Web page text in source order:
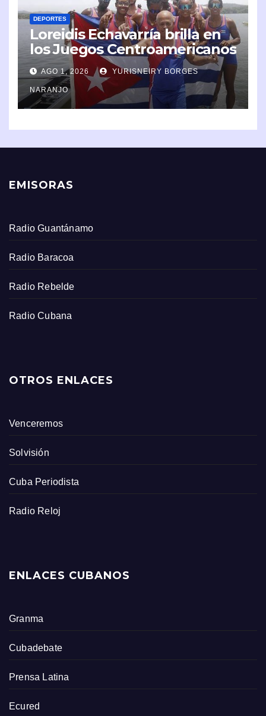
DEPORTES
Loreidis Echavarría brilla en
los Juegos Centroamericanos
y del Caribe 2026
AGO 1, 2026 YURISNEIRY BORGES
NARANJO
EMISORAS
Radio Guantánamo
Radio Baracoa
Radio Rebelde
Radio Cubana
OTROS ENLACES
Venceremos
Solvisión
Cuba Periodista
Radio Reloj
ENLACES CUBANOS
Granma
Cubadebate
Prensa Latina
Ecured